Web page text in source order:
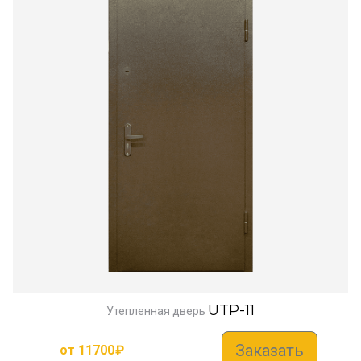
Утепленная дверь UTP-11
от 11700₽ Заказать